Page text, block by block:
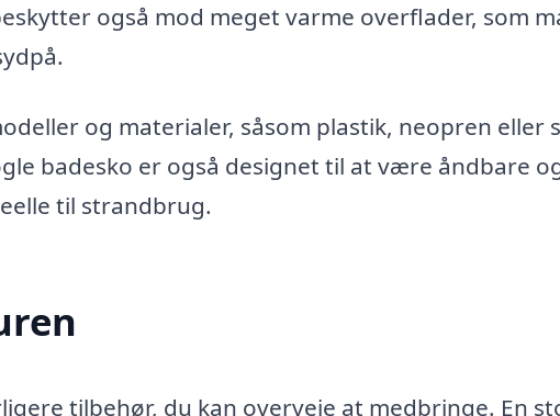
også mod meget varme overflader, som
og materialer, såsom plastik, neopren eller
badesko er også designet til at være åndbare
til strandbrug.
tilbehør, du kan overveje at medbringe. En